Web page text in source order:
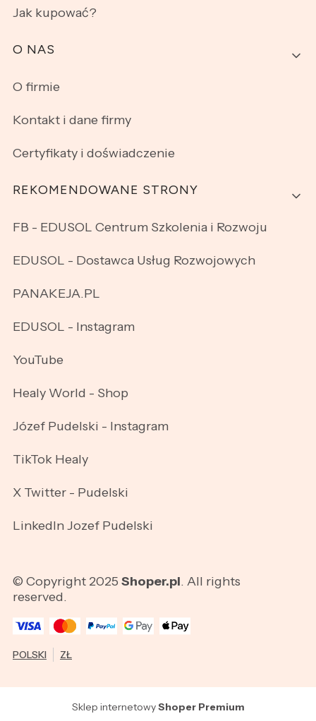
Jak kupować?
O NAS
O firmie
Kontakt i dane firmy
Certyfikaty i doświadczenie
REKOMENDOWANE STRONY
FB - EDUSOL Centrum Szkolenia i Rozwoju
EDUSOL - Dostawca Usług Rozwojowych
PANAKEJA.PL
EDUSOL - Instagram
YouTube
Healy World - Shop
Józef Pudelski - Instagram
TikTok Healy
X Twitter - Pudelski
LinkedIn Jozef Pudelski
© Copyright 2025 Shoper.pl. All rights
reserved.
POLSKI ZŁ
Sklep internetowyShoper Premium